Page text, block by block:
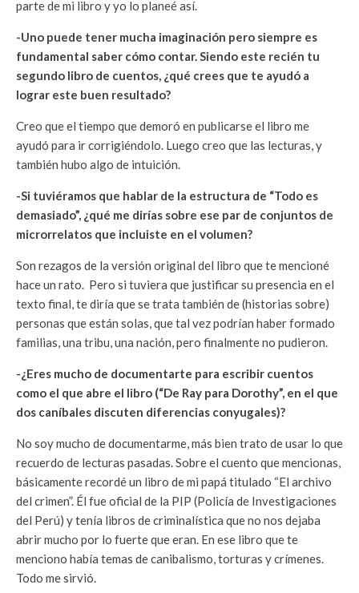
parte de mi libro y yo lo planeé así.
-Uno puede tener mucha imaginación pero siempre es
fundamental saber cómo contar. Siendo este recién tu
segundo libro de cuentos, ¿qué crees que te ayudó a
lograr este buen resultado?
Creo que el tiempo que demoró en publicarse el libro me
ayudó para ir corrigiéndolo. Luego creo que las lecturas, y
también hubo algo de intuición.
-Si tuviéramos que hablar de la estructura de “Todo es
demasiado”, ¿qué me dirías sobre ese par de conjuntos de
microrrelatos que incluiste en el volumen?
Son rezagos de la versión original del libro que te mencioné
hace un rato. Pero si tuviera que justificar su presencia en el
texto final, te diría que se trata también de (historias sobre)
personas que están solas, que tal vez podrían haber formado
familias, una tribu, una nación, pero finalmente no pudieron.
-¿Eres mucho de documentarte para escribir cuentos
como el que abre el libro (“De Ray para Dorothy”, en el que
dos caníbales discuten diferencias conyugales)?
No soy mucho de documentarme, más bien trato de usar lo que
recuerdo de lecturas pasadas. Sobre el cuento que mencionas,
básicamente recordé un libro de mi papá titulado “El archivo
del crimen”. Él fue oficial de la PIP (Policía de Investigaciones
del Perú) y tenía libros de criminalística que no nos dejaba
abrir mucho por lo fuerte que eran. En ese libro que te
menciono había temas de canibalismo, torturas y crímenes.
Todo me sirvió.